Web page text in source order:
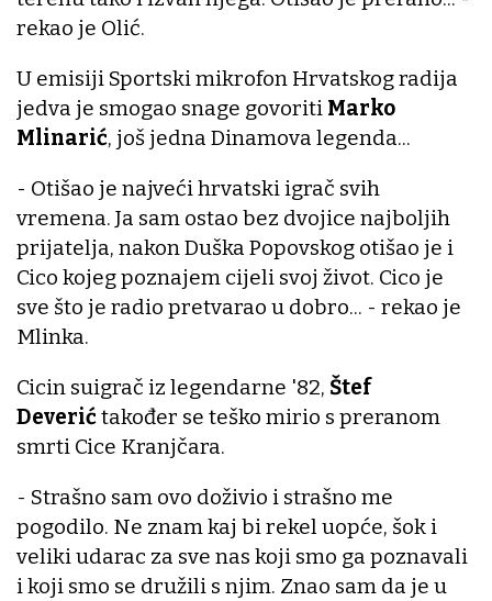
rekao je Olić.
U emisiji Sportski mikrofon Hrvatskog radija
jedva je smogao snage govoriti Marko
Mlinarić, još jedna Dinamova legenda...
- Otišao je najveći hrvatski igrač svih
vremena. Ja sam ostao bez dvojice najboljih
prijatelja, nakon Duška Popovskog otišao je i
Cico kojeg poznajem cijeli svoj život. Cico je
sve što je radio pretvarao u dobro... - rekao je
Mlinka.
Cicin suigrač iz legendarne '82, Štef
Deverićtakođer se teško mirio s preranom
smrti Cice Kranjčara.
- Strašno sam ovo doživio i strašno me
pogodilo. Ne znam kaj bi rekel uopće, šok i
veliki udarac za sve nas koji smo ga poznavali
i koji smo se družili s njim. Znao sam da je u